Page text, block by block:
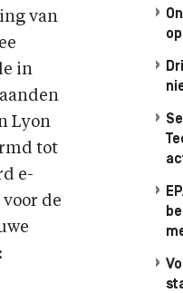
van
in
Lyon
tot
e-
de